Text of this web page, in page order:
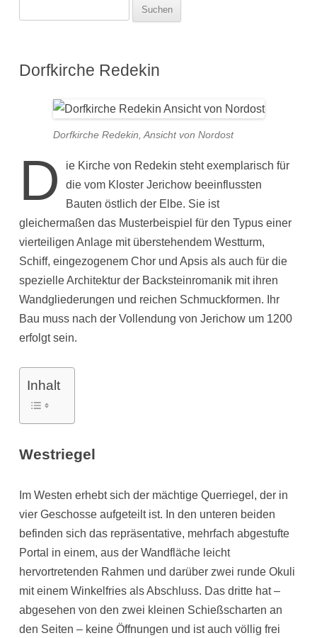
Dorfkirche Redekin
Dorfkirche Redekin, Ansicht von Nordost
D
ie Kirche von Redekin steht exemplarisch für
die vom Kloster Jerichow beeinflussten
Bauten östlich der Elbe. Sie ist
gleichermaßen das Musterbeispiel für den Typus einer
vierteiligen Anlage mit überstehendem Westturm,
Schiff, eingezogenem Chor und Apsis als auch für die
spezielle Architektur der Backsteinromanik mit ihren
Wandgliederungen und reichen Schmuckformen. Ihr
Bau muss nach der Vollendung von Jerichow um 1200
erfolgt sein.
Inhalt
Westriegel
Im Westen erhebt sich der mächtige Querriegel, der in
vier Geschosse aufgeteilt ist. In den unteren beiden
befinden sich das repräsentative, mehrfach abgestufte
Portal in einem, aus der Wandfläche leicht
hervortretenden Rahmen und darüber zwei runde Okuli
mit einem Winkelfries als Abschluss. Das dritte hat –
abgesehen von den zwei kleinen Schießscharten an
den Seiten – keine Öffnungen und ist auch völlig frei